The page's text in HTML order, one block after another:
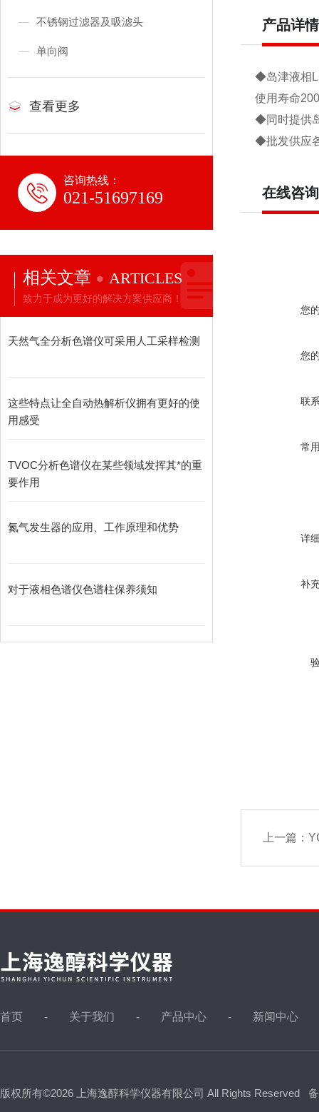
不锈钢过滤器及吸滤头
单向阀
查看更多
咨询热线：
021-51697169
相关文章 ARTICLES
致力于成为更好的解决方案供应商！
天然气全分析色谱仪可采用人工采样检测
这些特点让全自动热解析仪拥有更好的使
用感受
TVOC分析色谱仪在某些领域发挥其*的重
要作用
氮气发生器的应用、工作原理和优势
对于液相色谱仪色谱柱保养须知
产品详情
◆岛津液相
使用寿命
◆同时提供
◆批发供应
在线咨询
您
您
联
常
详
补
上一篇：
首页 关于我们 产品中心 新闻中心
版权所有©2026 上海逸醇科学仪器有限公司 All Rights Reserved